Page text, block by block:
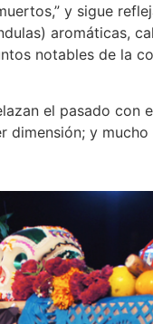
y sigue
aromáticas,
notables de la
el pasado
dimensión; y mucho